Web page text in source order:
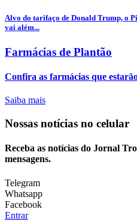
Alvo do tarifaço de Donald Trump, o
vai além...
Farmácias de Plantão
Confira as farmácias que
Saiba mais
Nossas notícias no celular
Receba as notícias do Jornal
mensagens.
Telegram
Whatsapp
Facebook
Entrar